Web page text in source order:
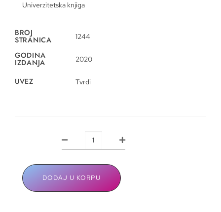
Univerzitetska knjiga
BROJ
STRANICA 1244
GODINA
IZDANJA 2020
UVEZ Tvrdi
DODAJ U KORPU